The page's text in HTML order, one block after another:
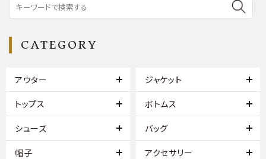
CATEGORY
アウター ジャケット
トップス ボトムス
シューズ バッグ
帽子 アクセサリー